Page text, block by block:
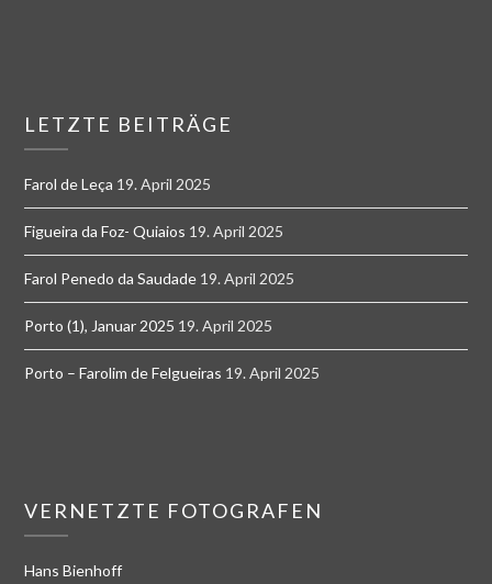
LETZTE BEITRÄGE
Farol de Leça 19. April 2025
Figueira da Foz- Quiaios 19. April 2025
Farol Penedo da Saudade 19. April 2025
Porto (1), Januar 2025 19. April 2025
Porto – Farolim de Felgueiras 19. April 2025
VERNETZTE FOTOGRAFEN
Hans Bienhoff